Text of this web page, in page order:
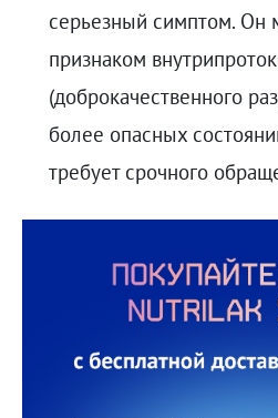
серьезный симптом. Он
признаком
(доброкачественного
более опасных
требует срочного